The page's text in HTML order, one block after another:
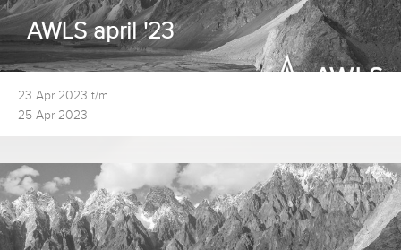
AWLS april '23
23 Apr 2023 t/m
25 Apr 2023